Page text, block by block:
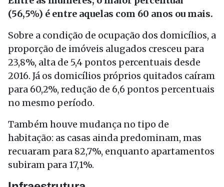
(56,5%) é entre aquelas com 60 anos ou mais.
Sobre a condição de ocupação dos domicílios, a
proporção de imóveis alugados cresceu para
23,8%, alta de 5,4 pontos percentuais desde
2016. Já os domicílios próprios quitados caíram
para 60,2%, redução de 6,6 pontos percentuais
no mesmo período.
Também houve mudança no tipo de
habitação: as casas ainda predominam, mas
recuaram para 82,7%, enquanto apartamentos
subiram para 17,1%.